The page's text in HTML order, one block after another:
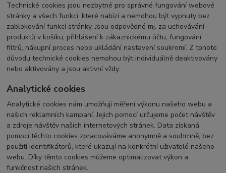
Technické cookies jsou nezbytné pro správné fungování webové
stránky a všech funkcí, které nabízí a nemohou být vypnuty bez
zablokování funkcí stránky. Jsou odpovědné mj. za uchovávání
produktů v košíku, přihlášení k zákaznickému účtu, fungování
filtrů, nákupní proces nebo ukládání nastavení soukromí. Z tohoto
důvodu technické cookies nemohou být individuálně deaktivovány
nebo aktivovány a jsou aktivní vždy.
Analytické cookies
Analytické cookies nám umožňují měření výkonu našeho webu a
našich reklamních kampaní. Jejich pomocí určujeme počet návštěv
a zdroje návštěv našich internetových stránek. Data získaná
pomocí těchto cookies zpracováváme anonymně a souhrnně, bez
použití identifikátorů, které ukazují na konkrétní uživatelé našeho
webu. Díky těmto cookies můžeme optimalizovat výkon a
funkčnost našich stránek.